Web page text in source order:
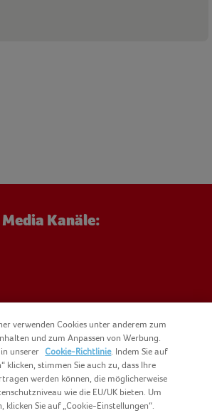
Kanäle:
verwenden Cookies unter anderem zum
und zum Anpassen von Werbung.
unserer Cookie-Richtlinie. Indem Sie auf
klicken, stimmen Sie auch zu, dass Ihre
werden können, die möglicherweise
wie die EU/UK bieten. Um
klicken Sie auf „Cookie-Einstellungen“.